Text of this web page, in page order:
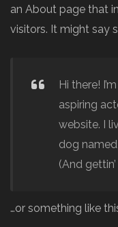
an About page that
visitors. It might say
Hi there!
aspiring
website. I
dog named
(And
…or something like